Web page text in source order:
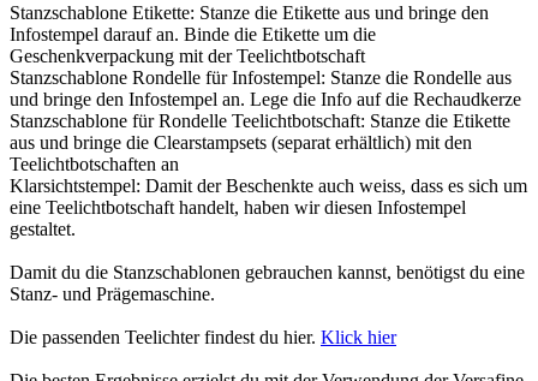
Stanzschablone Etikette: Stanze die Etikette aus und bringe den
Infostempel darauf an. Binde die Etikette um die
Geschenkverpackung mit der Teelichtbotschaft
Stanzschablone Rondelle für Infostempel: Stanze die Rondelle aus
und bringe den Infostempel an. Lege die Info auf die Rechaudkerze
Stanzschablone für Rondelle Teelichtbotschaft: Stanze die Etikette
aus und bringe die Clearstampsets (separat erhältlich) mit den
Teelichtbotschaften an
Klarsichtstempel: Damit der Beschenkte auch weiss, dass es sich um
eine Teelichtbotschaft handelt, haben wir diesen Infostempel
gestaltet.
Damit du die Stanzschablonen gebrauchen kannst, benötigst du eine
Stanz- und Prägemaschine.
Die passenden Teelichter findest du hier. Klick hier